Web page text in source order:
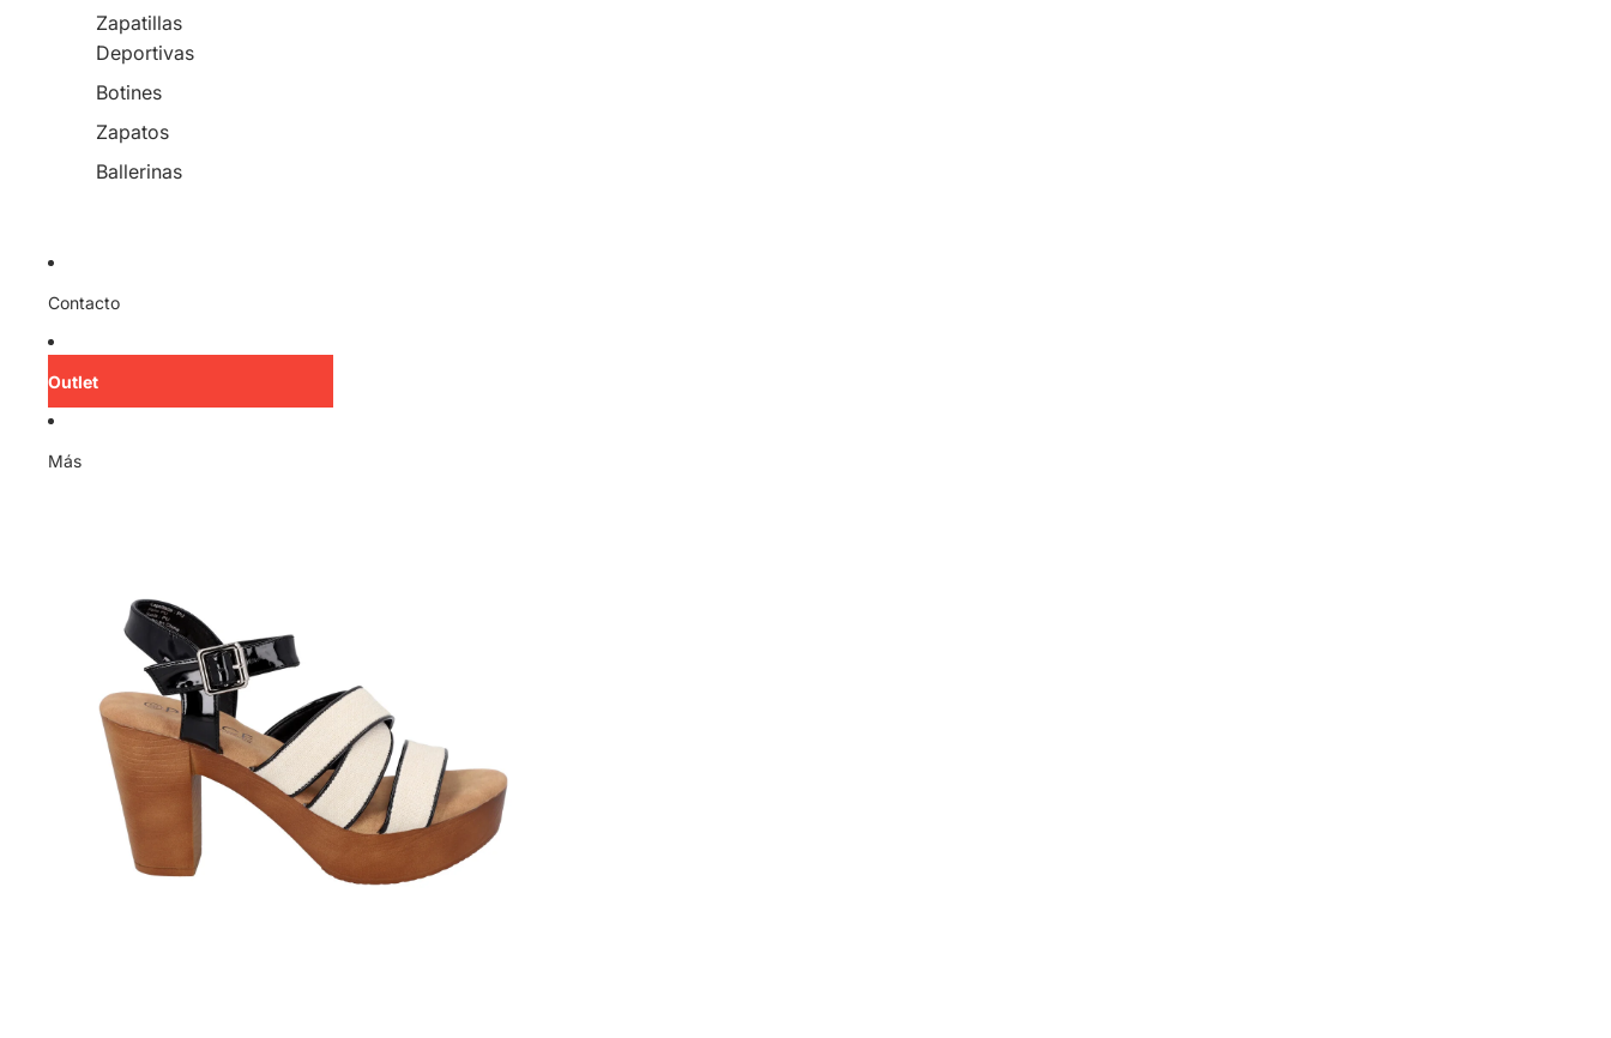
Zapatillas
Deportivas
Botines
Zapatos
Ballerinas
Contacto
Outlet
Más